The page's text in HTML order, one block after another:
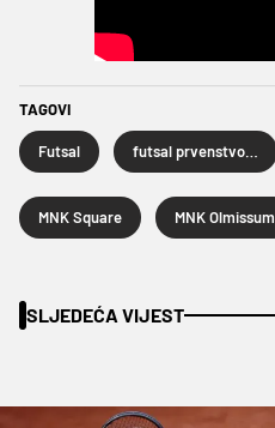
TAGOVI
Futsal
MNK Square MNK Olmissum
SLJEDEĆA VIJEST